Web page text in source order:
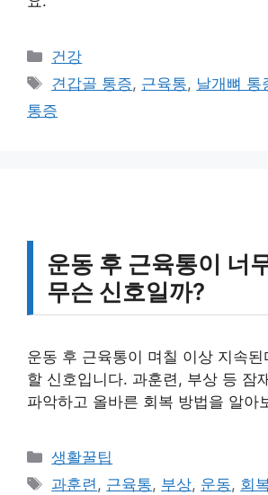
카
테
리
건강
태
그
견갑골 통증, 근육통, 날개뼈 통
통증
운동 후 근육통이 너
무슨 신호일까?
운동 후 근육통이 며칠 이상 지속
할 신호입니다. 과훈련, 부상 등 잠
파악하고 올바른 회복 방법을 알아
카
테
생활꿀팁
태
과훈련, 근육통, 부상, 운동, 회